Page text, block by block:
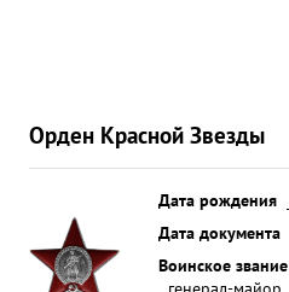
Орден Красной Звезды
Дата рождения
Дата документа
Воинское звание